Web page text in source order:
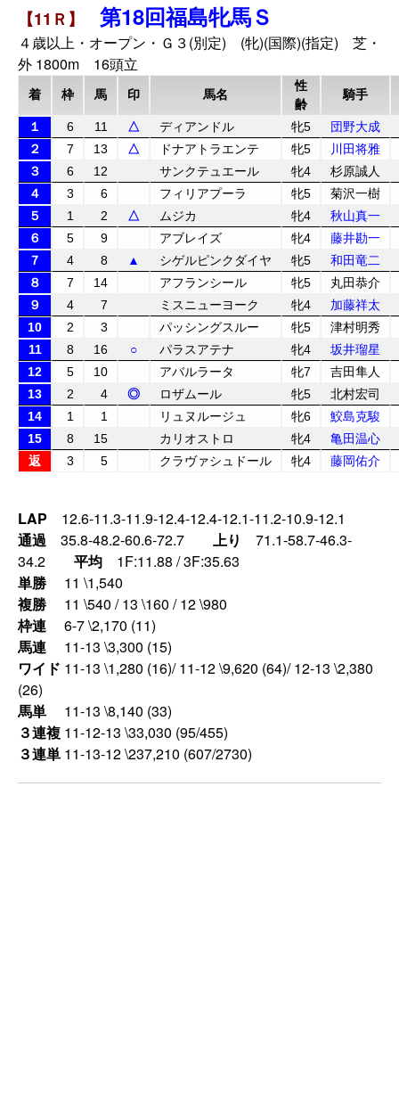
【11Ｒ】 第18回福島牝馬Ｓ
４歳以上・オープン・Ｇ３(別定) (牝)(国際)(指定) 芝・
外 1800m 16頭立
着 枠 馬 印 馬名
性
齢
騎手
１ 6 11 △ ディアンドル 牝5
団野大成
２
7 13 △ ドナアトラエンテ 牝5
川田将雅
３
6 12 サンクテュエール 牝4
杉原誠人
４
3 6 フィリアプーラ 牝5
菊沢一樹
５
1 2 △ ムジカ 牝4
秋山真一
６
5 9 アブレイズ 牝4
藤井勘一
７
4 8 ▲ シゲルピンクダイヤ 牝5
和田竜二
８
7 14 アフランシール 牝5
丸田恭介
９
4 7 ミスニューヨーク 牝4
加藤祥太
10
2 3 パッシングスルー 牝5
津村明秀
11
8 16 ○ パラスアテナ 牝4
坂井瑠星
12
5 10 アバルラータ 牝7
吉田隼人
13
2 4 ◎ ロザムール 牝5
北村宏司
14
1 1 リュヌルージュ 牝6
鮫島克駿
15
8 15 カリオストロ 牝4
亀田温心
返
3 5 クラヴァシュドール 牝4 藤岡佑介
LAP 12.6-11.3-11.9-12.4-12.4-12.1-11.2-10.9-12.1
通過 35.8-48.2-60.6-72.7 上り 71.1-58.7-46.3-
34.2 平均 1F:11.88 / 3F:35.63
単勝
11 \1,540
複勝
11 \540 / 13 \160 / 12 \980
枠連
6-7 \2,170 (11)
馬連
11-13 \3,300 (15)
ワイド 11-13 \1,280 (16)/ 11-12 \9,620 (64)/ 12-13 \2,380
(26)
馬単
11-13 \8,140 (33)
３連複 11-12-13 \33,030 (95/455)
３連単 11-13-12 \237,210 (607/2730)